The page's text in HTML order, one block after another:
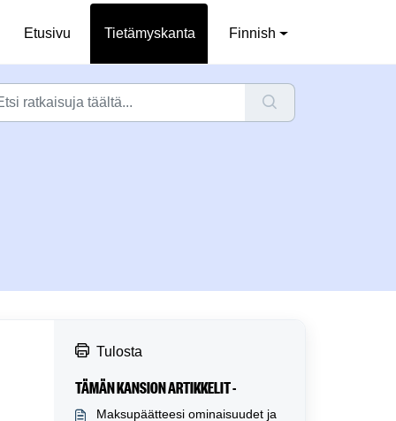
Etusivu Tietämyskanta Finnish
Tulosta
TÄMÄN KANSION ARTIKKELIT -
Maksupäätteesi ominaisuudet ja